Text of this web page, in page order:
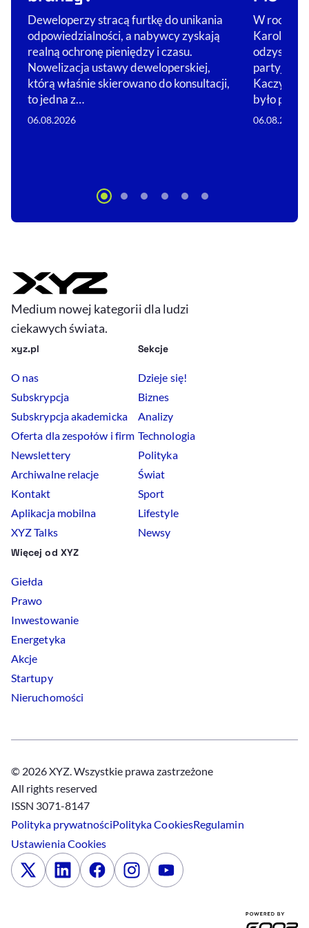
Deweloperzy stracą furtkę do unikania
odpowiedzialności, a nabywcy zyskają
realną ochronę pieniędzy i czasu.
Nowelizacja ustawy deweloperskiej,
którą właśnie skierowano do konsultacji,
to jedna z…
06.08.2026
W
Karola
odzyskać
partyjnych
było
06.08.2026
Medium nowej kategorii dla ludzi
ciekawych świata.
xyz.pl
O nas
Subskrypcja
Subskrypcja akademicka
Oferta dla zespołów i firm
Newslettery
Archiwalne relacje
Kontakt
Aplikacja mobilna
XYZ Talks
Sekcje
Dzieje się!
Biznes
Analizy
Technologia
Polityka
Świat
Sport
Lifestyle
Newsy
Więcej od XYZ
Giełda
Prawo
Inwestowanie
Energetyka
Akcje
Startupy
Nieruchomości
© 2026 XYZ. Wszystkie prawa zastrzeżone
All rights reserved
ISSN 3071-8147
Polityka prywatnościPolitykaCookiesRegulamin
UstawieniaCookies
x LinkedinFacebookInstagramYoutube